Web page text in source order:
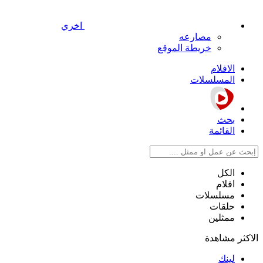
اخري
مصارعه
خريطة الموقع
الافلام
المسلسلات
بحث
القائمة
الكل
افلام
مسلسلات
حلقات
ممثلين
الاكثر مشاهدة
لينك